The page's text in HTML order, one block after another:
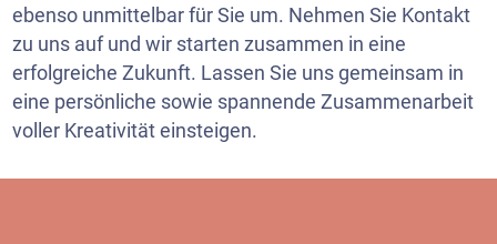
ebenso unmittelbar für Sie um. Nehmen Sie Kontakt
zu uns auf und wir starten zusammen in eine
erfolgreiche Zukunft. Lassen Sie uns gemeinsam in
eine persönliche sowie spannende Zusammenarbeit
voller Kreativität einsteigen.